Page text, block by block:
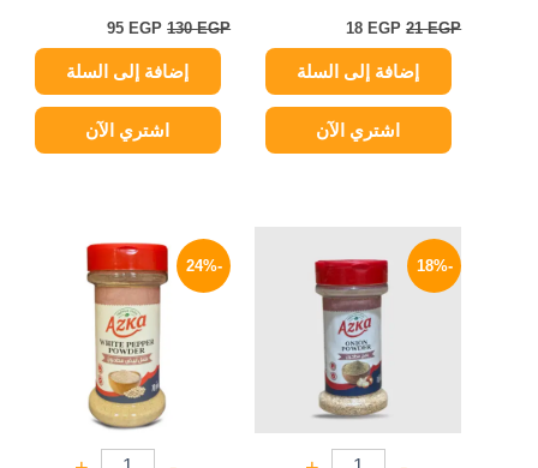
21EGP
18 EGP
إضافة إلى السلة
اشتري الآن
130EGP
95 EGP
إضافة إلى السلة
اشتري الآن
-18%
الأصلي
هو:
120 EGP.
الحالي
هو:
99 EGP.
-24%
الأصلي
هو:
الحالي
هو: